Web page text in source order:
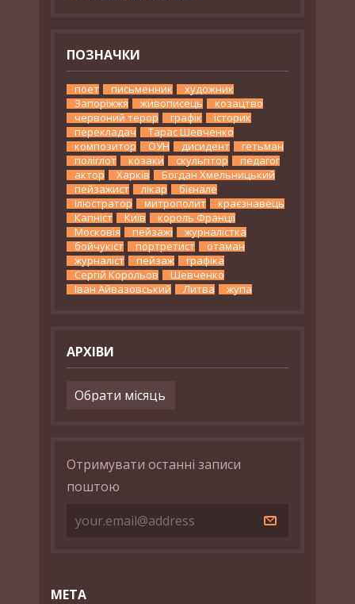
ПОЗНАЧКИ
поет письменник
художник
Запоріжжя
живописець
козацтво
червоний терор
графік
історик
перекладач
Тарас Шевченко
композитор
ОУН дисидент
гетьман
поліглот
козаки скульптор
педагог
актор
Харків
Богдан Хмельницький
пейзажист
лікар
бієнале
ілюстратор
митрополит
краєзнавець
Капніст
Київ
король Франції
Московія
пейзажі
журналістка
бойчукіст
портретист
отаман
журналіст
пейзаж
графіка
Сергій Корольов
Шевченко
Іван Айвазовський
Литва жупа
АРХІВИ
Архіви
Отримувати останні записи
поштою
МЕТА